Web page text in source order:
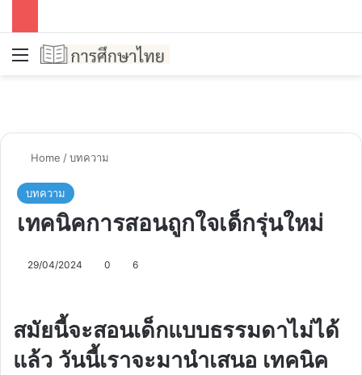
Menu
Home /บทความ
บทความ
เทคนิคการสอนถูกใจเด็กรุ่นใหม่
29/04/2024 0 6
สมัยนี้จะสอนเด็กแบบธรรมดาไม่ได้
แล้ว วันนี้เราจะมานำเสนอ เทคนิค